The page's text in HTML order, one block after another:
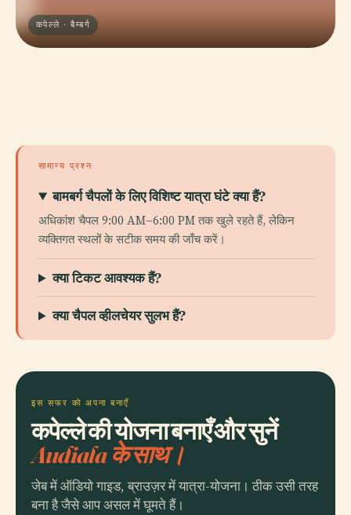
कपेल्ले · बैम्बर्ग
सामान्य प्रश्न
बामबर्ग चैपलों के लिए विशिष्ट यात्रा घंटे क्या हैं?
अधिकांश चैपल 9:00 AM–6:00 PM तक खुले रहते हैं, लेकिन
व्यक्तिगत स्थलों के सटीक समय की जाँच करें।
क्या टिकट आवश्यक हैं?
क्या चैपल व्हीलचेयर सुलभ हैं?
इस सफर को अपना बनाएँ
कपेल्ले की योजना बनाएँ और सुनें
Audiala के साथ।
जेब में ऑडियो गाइड, ब्राउज़र में यात्रा-योजना। ठीक उसी तरह
बना है जैसे आप असल में घूमते हैं।